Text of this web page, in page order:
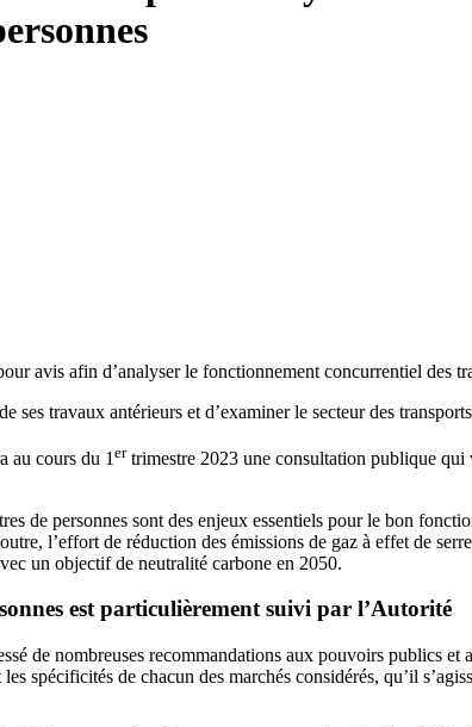
avis afin d’analyser le fonctionnement concurrentiel des
ses travaux antérieurs et d’examiner le secteur des
au cours du 1 ertrimestre 2023 une consultation publique qui
de personnes sont des enjeux essentiels pour le bon
l’effort de réduction des émissions de gaz à effet de
un objectif de neutralité carbone en 2050.
est particulièrement suivi par l’Autorité
de nombreuses recommandations aux pouvoirs publics
spécificités de chacun des marchés considérés, qu’il